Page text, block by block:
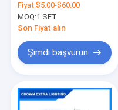
Endüstriyel Tehlikeli
Bölgeler için Uygun
Tavan Asası Duvar
Fiyat:$5.00-$60.00
MOQ:1 SET
Son Fiyat alın
Şimdi başvurun